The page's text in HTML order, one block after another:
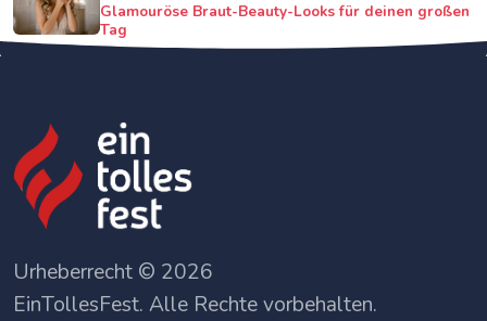
Glamouröse Braut-Beauty-Looks für deinen großen
Tag
Urheberrecht © 2026
EinTollesFest. Alle Rechte vorbehalten.